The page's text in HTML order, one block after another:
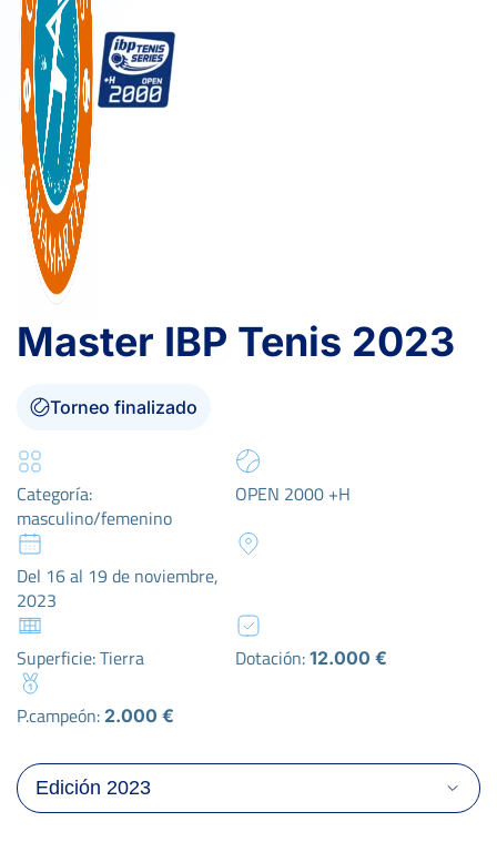
Torneo finalizado
Master IBP Tenis 2023
Categoría:
masculino/femenino
OPEN 2000 +H
Del 16 al 19 de noviembre,
2023
Superficie: Tierra Dotación: 12.000 €
P.campeón: 2.000 €